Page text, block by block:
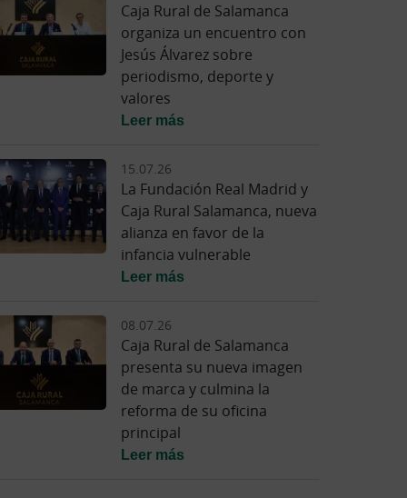
Caja Rural de Salamanca
organiza un encuentro con
Jesús Álvarez sobre
periodismo, deporte y
valores
Leer más
15.07.26
La Fundación Real Madrid y
Caja Rural Salamanca, nueva
alianza en favor de la
infancia vulnerable
Leer más
08.07.26
Caja Rural de Salamanca
presenta su nueva imagen
de marca y culmina la
reforma de su oficina
principal
Leer más